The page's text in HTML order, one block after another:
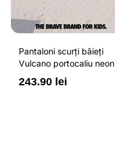
Pantaloni scurți băieți
Vulcano portocaliu neon
cu buzunare cu fermoar,
impermeabili și talie
243.90 lei